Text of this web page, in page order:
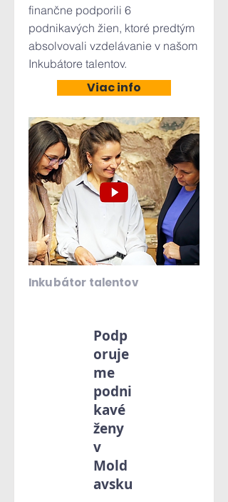
finančne podporili 6
podnikavých žien, ktoré predtým
absolvovali vzdelávanie v našom
Inkubátore talentov.
Viac info
Inkubátor talentov
Podp
oruje
me
podni
kavé
ženy
v
Mold
avsku